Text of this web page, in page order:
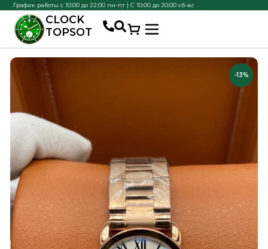
График работы с 10:00 до 22:00 пн-пт | С 10:00 до 20:00 сб-вс
CLOCK
TOPSOT
-13%